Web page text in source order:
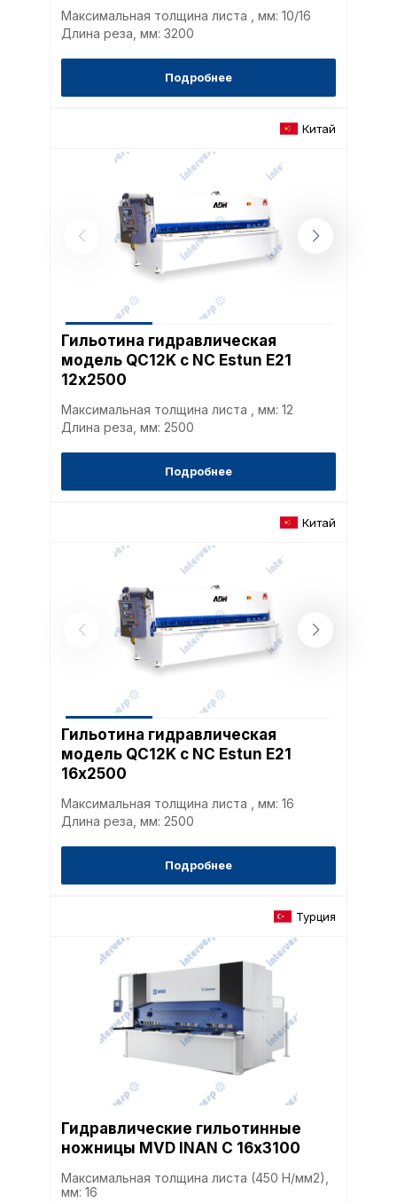
Максимальная толщина листа , мм: 10/16
Длина реза, мм: 3200
Подробнее
Китай
Гильотина гидравлическая
модель QC12K с NC Estun E21
12х2500
Максимальная толщина листа , мм: 12
Длина реза, мм: 2500
Подробнее
Китай
Гильотина гидравлическая
модель QC12K с NC Estun E21
16х2500
Максимальная толщина листа , мм: 16
Длина реза, мм: 2500
Подробнее
Турция
Гидравлические гильотинные
ножницы MVD INAN C 16х3100
Максимальная толщина листа (450 Н/мм2),
мм: 16
обработки сookies
Настройте параметры
файлов cookie
Вы можете настроить
каждого типа файлов
типа «технические
без которых
Ваш выбор настроек на
согласие. Вы вправе
настроек файлов cookie
согласие) в любое
верхней части
настроек cookie».
параметров
можете ознакомиться с
обработки
описание и сроки
cookie-файлы
Внимание:
cookie файлов не
наиболее и наименее
исходя из
Сохранить выбор